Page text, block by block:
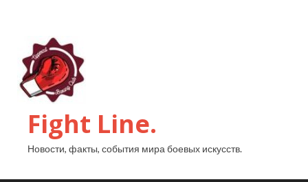
Fight Line.
Новости, факты, события мира боевых искусств.